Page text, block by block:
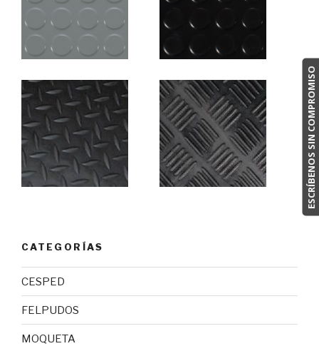
CATEGORÍAS
CESPED
FELPUDOS
MOQUETA
ESCRÍBENOS SIN COMPROMISO